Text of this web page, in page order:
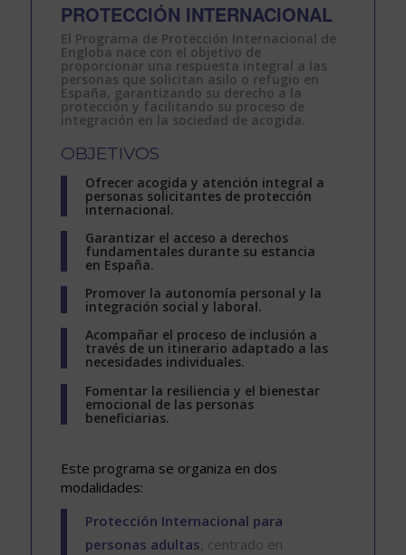
PROTECCIÓN INTERNACIONAL
El Programa de Protección Internacional de
Engloba nace con el objetivo de
proporcionar una respuesta integral a las
personas que solicitan asilo o refugio en
España, garantizando su derecho a la
protección y facilitando su proceso de
integración en la sociedad de acogida.
OBJETIVOS
Ofrecer acogida y atención integral a
personas solicitantes de protección
internacional.
Garantizar el acceso a derechos
fundamentales durante su estancia
en España.
Promover la autonomía personal y la
integración social y laboral.
Acompañar el proceso de inclusión a
través de un itinerario adaptado a las
necesidades individuales.
Fomentar la resiliencia y el bienestar
emocional de las personas
beneficiarias.
Este programa se organiza en dos
modalidades:
Protección Internacional para
personas adultas, centrado en